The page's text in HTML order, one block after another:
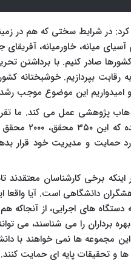
کرد: در شرایط سختی که هم در
میانه، خاورمیانه،
صادر کنیم. با برداشتن
بپردازیم. خوشبختانه
امیدواریم این موضوع موجب
جدید به ۳۵۰
حمایت و مدیریت خود قرار
برخی کارشناسان معتقدند
دانشگاهی است. آیا واقعا
های اجرایی، از آنجاکه
برداران را می شناسند، می
مجموعه ها نمی خواهند با
ها و تحقیقات پایه ای حمایت